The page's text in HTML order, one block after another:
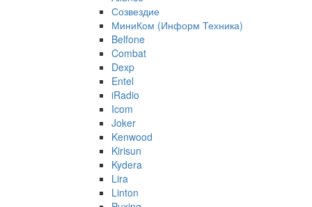
Созвездие
МиниКом (Информ Техника)
Belfone
Combat
Dexp
Entel
iRadio
Icom
Joker
Kenwood
Kirisun
Kydera
Lira
Linton